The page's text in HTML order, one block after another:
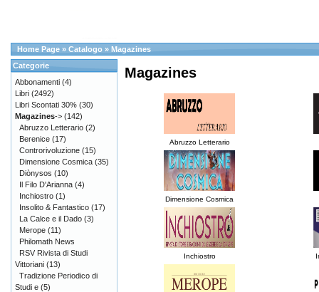
Home Page » Catalogo » Magazines
Magazines
Abruzzo Letterario
Dimensione Cosmica
Inchiostro
Categorie
Abbonamenti (4)
Libri (2492)
Libri Scontati 30% (30)
Magazines-> (142)
Abruzzo Letterario (2)
Berenice (17)
Controrivoluzione (15)
Dimensione Cosmica (35)
Diònysos (10)
Il Filo D'Arianna (4)
Inchiostro (1)
Insolito & Fantastico (17)
La Calce e il Dado (3)
Merope (11)
Philomath News
RSV Rivista di Studi
Vittoriani (13)
Tradizione Periodico di
Studi e (5)